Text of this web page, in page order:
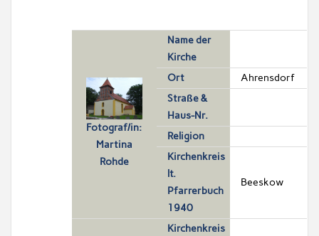
Fotograf/in:
Martina
Rohde
Name der
Kirche
Ort
Ahrensdorf
Straße &
Haus-Nr.
Religion
Kirchenkreis
lt.
Pfarrerbuch
1940
Beeskow
Kirchenkreis